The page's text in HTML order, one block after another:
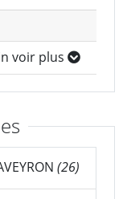
voir plus
(26)